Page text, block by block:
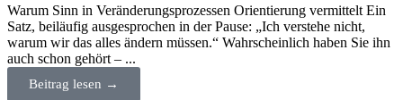
Warum Sinn in Veränderungsprozessen Orientierung vermittelt Ein
Satz, beiläufig ausgesprochen in der Pause: „Ich verstehe nicht,
warum wir das alles ändern müssen.“ Wahrscheinlich haben Sie ihn
auch schon gehört – ...
Beitrag lesen →